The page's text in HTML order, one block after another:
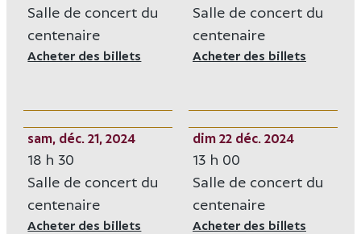
Salle de concert du
centenaire
Acheter des billets Opens in new window
Salle de concert du
centenaire
Acheter des billets
sam, déc. 21, 2024
18 h 30
Salle de concert du
centenaire
Acheter des billets Opens in new window
dim 22 déc. 2024
13 h 00
Salle de concert du
centenaire
Acheter des billets